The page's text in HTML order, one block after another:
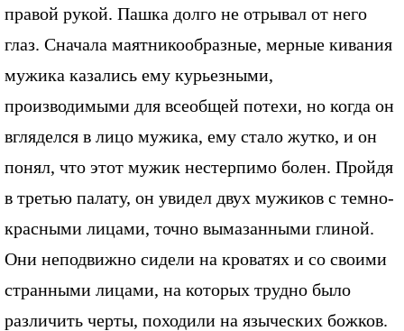
правой рукой. Пашка долго не отрывал от него
глаз. Сначала маятникообразные, мерные кивания
мужика казались ему курьезными,
производимыми для всеобщей потехи, но когда он
вгляделся в лицо мужика, ему стало жутко, и он
понял, что этот мужик нестерпимо болен. Пройдя
в третью палату, он увидел двух мужиков с темно-
красными лицами, точно вымазанными глиной.
Они неподвижно сидели на кроватях и со своими
странными лицами, на которых трудно было
различить черты, походили на языческих божков.